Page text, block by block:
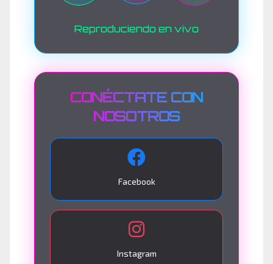
Reproduciendo en vivo
CONÉCTATE CON
NOSOTROS
Facebook
Instagram